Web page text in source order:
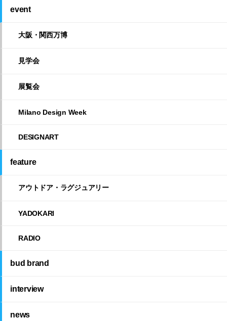
event
大阪・関西万博
見学会
展覧会
Milano Design Week
DESIGNART
feature
アウトドア・ラグジュアリー
YADOKARI
RADIO
bud brand
interview
news